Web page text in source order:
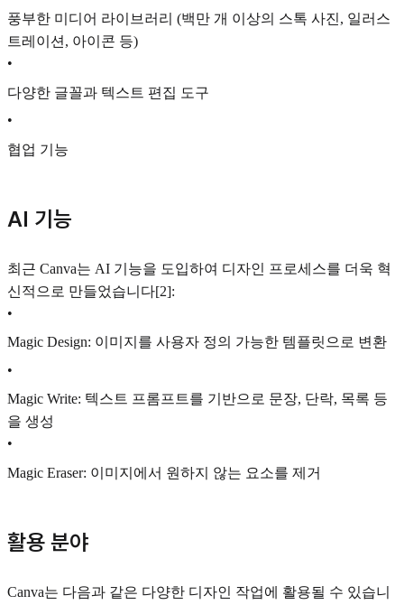
풍부한 미디어 라이브러리 (백만 개 이상의 스톡 사진, 일러스
트레이션, 아이콘 등)
•
다양한 글꼴과 텍스트 편집 도구
•
협업 기능
AI 기능
최근 Canva는 AI 기능을 도입하여 디자인 프로세스를 더욱 혁
신적으로 만들었습니다[2]:
•
Magic Design: 이미지를 사용자 정의 가능한 템플릿으로 변환
•
Magic Write: 텍스트 프롬프트를 기반으로 문장, 단락, 목록 등
을 생성
•
Magic Eraser: 이미지에서 원하지 않는 요소를 제거
활용 분야
Canva는 다음과 같은 다양한 디자인 작업에 활용될 수 있습니